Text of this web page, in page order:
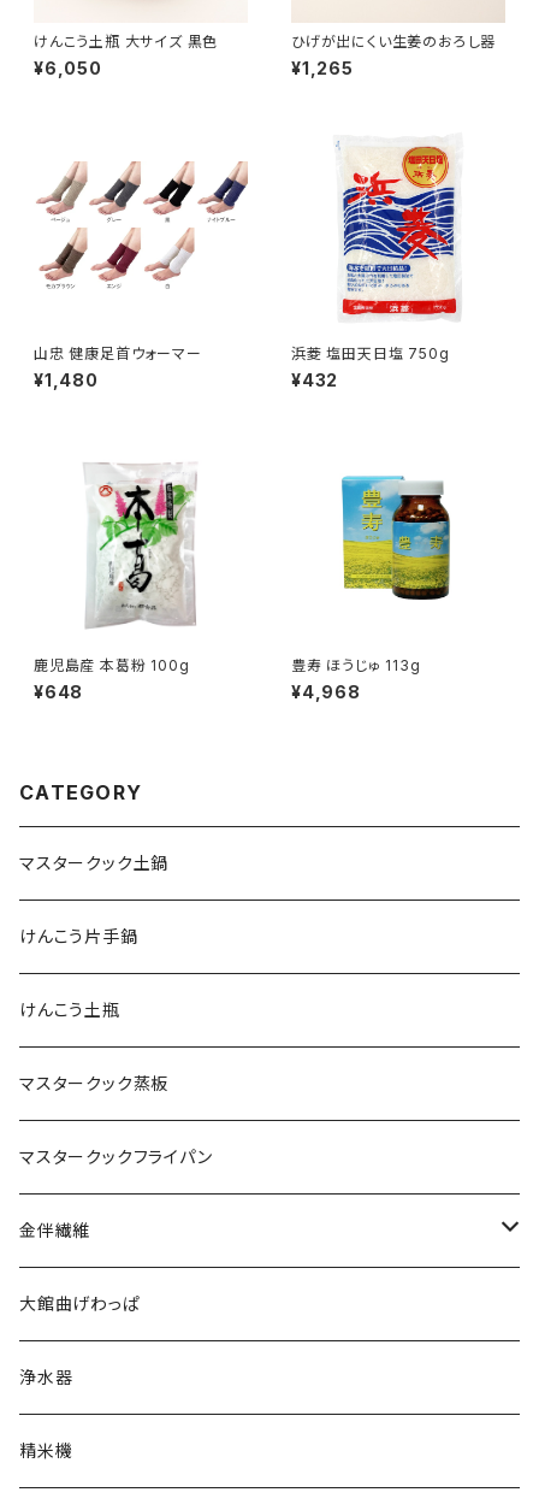
けんこう土瓶 大サイズ 黒色
¥6,050
ひげが出にくい生姜のおろし器
¥1,265
山忠 健康足首ウォーマー
¥1,480
浜菱 塩田天日塩 750g
¥432
鹿児島産 本葛粉 100g
¥648
豊寿 ほうじゅ 113g
¥4,968
CATEGORY
マスタークック土鍋
けんこう片手鍋
けんこう土瓶
マスタークック蒸板
マスタークックフライパン
金伴繊維
WOMEN
MEN
大館曲げわっぱ
浄水器
精米機